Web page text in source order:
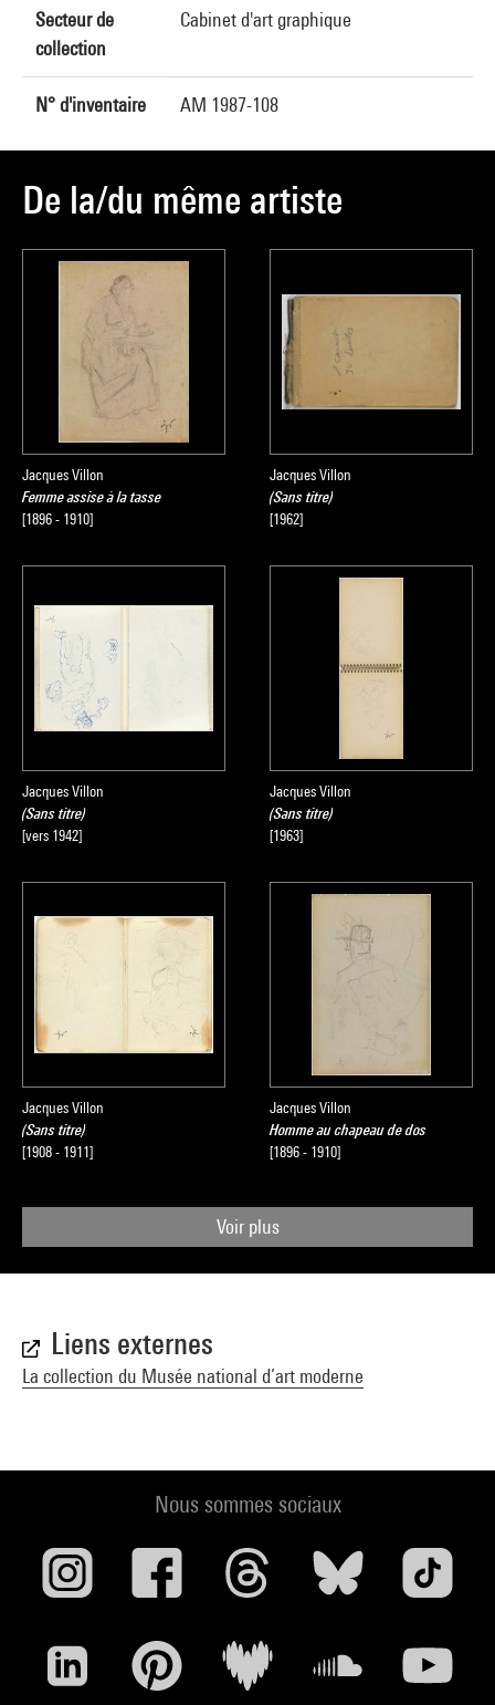
Secteur de
collection
Cabinet d'art graphique
N° d'inventaire AM 1987-108
De la/du même artiste
Jacques Villon
Femme assise à la tasse
[1896 - 1910]
Jacques Villon
(Sans titre)
[1962]
Jacques Villon
(Sans titre)
[vers 1942]
Jacques Villon
(Sans titre)
[1963]
Jacques Villon
(Sans titre)
[1908 - 1911]
Jacques Villon
Homme au chapeau de dos
[1896 - 1910]
Voir plus
Liens externes
La collection du Musée national d’art moderne
Nous sommes sociaux